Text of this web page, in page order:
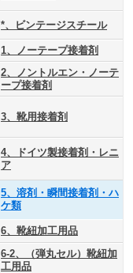
*、ビンテージスチール
1、ノーテープ接着剤
2、ノントルエン・ノーテ
ープ接着剤
3、靴用接着剤
4、ドイツ製接着剤・レニ
ア
5、溶剤・瞬間接着剤・ハ
ケ類
6、靴紐加工用品
6-2、（弾丸セル）靴紐加
工用品